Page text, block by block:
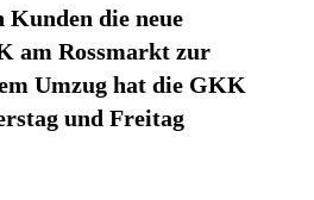
Kunden die neue
am Rossmarkt zur
Umzug hat die GKK
und Freitag